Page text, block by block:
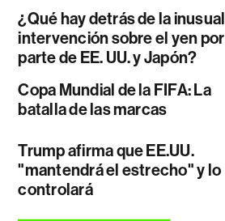
¿Qué hay detrás de la inusual
intervención sobre el yen por
parte de EE. UU. y Japón?
Copa Mundial de la FIFA: La
batalla de las marcas
Trump afirma que EE.UU.
"mantendrá el estrecho" y lo
controlará